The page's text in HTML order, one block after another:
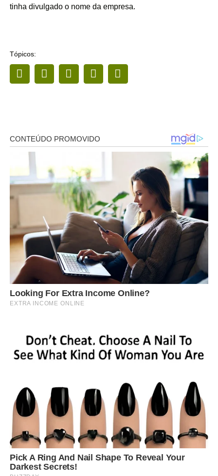
tinha divulgado o nome da empresa.
Tópicos: